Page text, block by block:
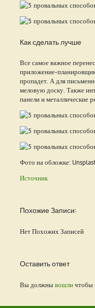
Как сделать лучше
Все самое важное
приложение-
пропадет. А для
меловую доску. Также
панели и металлические
Фото на обложке:
Источник
Похожие Записи:
Нет Похожих Записей
Оставить ответ
Вы должнывошличтобы